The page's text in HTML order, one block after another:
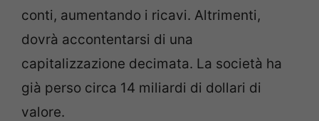
conti, aumentando i ricavi. Altrimenti,
dovrà accontentarsi di una
capitalizzazione decimata. La società ha
già perso circa 14 miliardi di dollari di
valore.